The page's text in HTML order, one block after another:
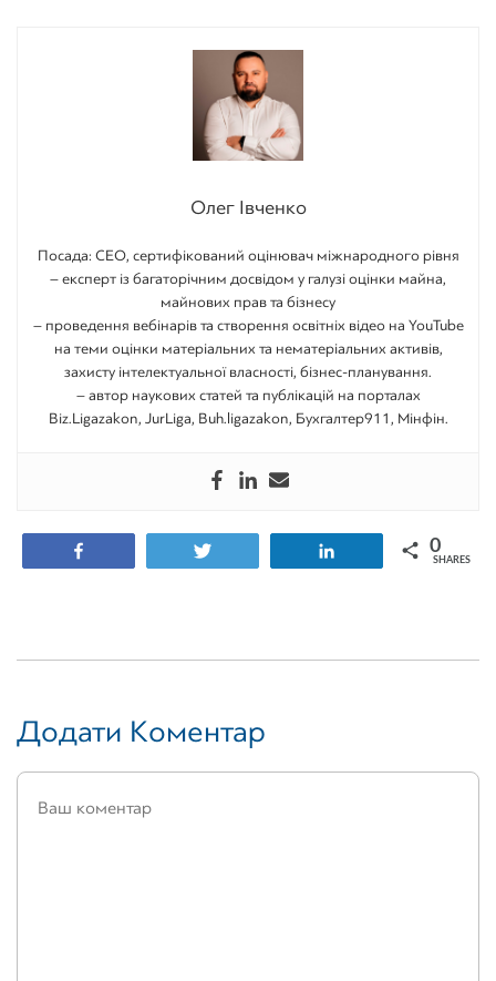
Олег Івченко
Посада: CEO, сертифікований оцінювач міжнародного рівня
– експерт із багаторічним досвідом у галузі оцінки майна,
майнових прав та бізнесу
– проведення вебінарів та створення освітніх відео на YouTube
на теми оцінки матеріальних та нематеріальних активів,
захисту інтелектуальної власності, бізнес-планування.
– автор наукових статей та публікацій на порталах
Biz.Ligazakon, JurLiga, Buh.ligazakon, Бухгалтер911, Мінфін.
0
SHARES
Додати Коментар